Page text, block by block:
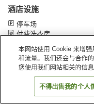
酒店设施
停车场
付费洗衣房
首页 日本 德岛县
本网站使用 Cookie 来增
和流量。我们还会与合作
您使用我们网站相关的信息
不得出售我的个人